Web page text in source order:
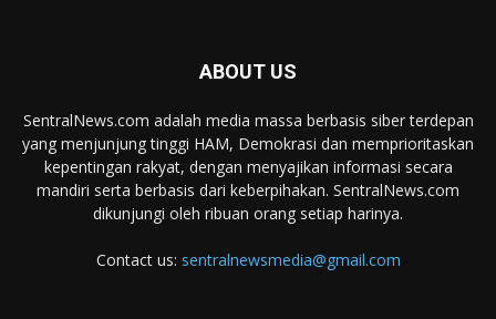
ABOUT US
SentralNews.com adalah media massa berbasis siber terdepan
yang menjunjung tinggi HAM, Demokrasi dan memprioritaskan
kepentingan rakyat, dengan menyajikan informasi secara
mandiri serta berbasis dari keberpihakan. SentralNews.com
dikunjungi oleh ribuan orang setiap harinya.
Contact us: sentralnewsmedia@gmail.com